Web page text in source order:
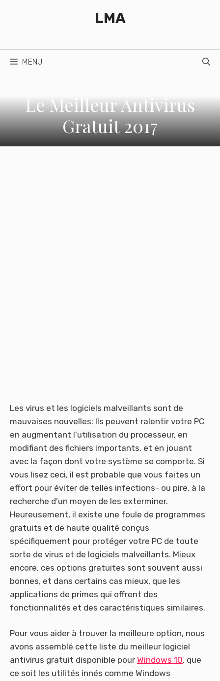
LMA
MENU
Le Meilleur Antivirus
Gratuit 2017
Les virus et les logiciels malveillants sont de
mauvaises nouvelles: Ils peuvent ralentir votre PC
en augmentant l’utilisation du processeur, en
modifiant des fichiers importants, et en jouant
avec la façon dont votre système se comporte. Si
vous lisez ceci, il est probable que vous faites un
effort pour éviter de telles infections- ou pire, à la
recherche d’un moyen de les exterminer.
Heureusement, il existe une foule de programmes
gratuits et de haute qualité conçus
spécifiquement pour protéger votre PC de toute
sorte de virus et de logiciels malveillants. Mieux
encore, ces options gratuites sont souvent aussi
bonnes, et dans certains cas mieux, que les
applications de primes qui offrent des
fonctionnalités et des caractéristiques similaires.
Pour vous aider à trouver la meilleure option, nous
avons assemblé cette liste du meilleur logiciel
antivirus gratuit disponible pour Windows 10, que
ce soit les utilités innés comme Windows